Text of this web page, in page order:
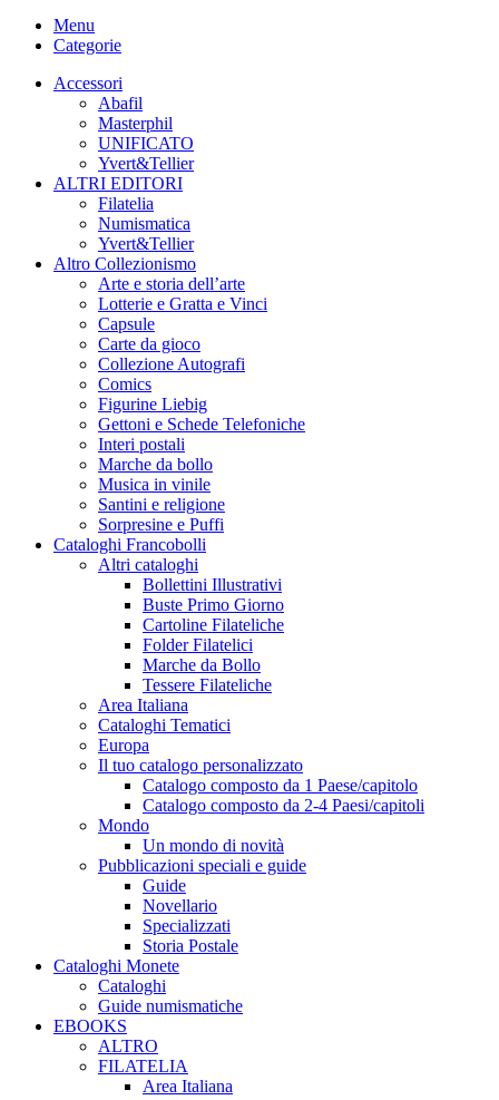
Menu
Categorie
Accessori
Abafil
Masterphil
UNIFICATO
Yvert&Tellier
ALTRI EDITORI
Filatelia
Numismatica
Yvert&Tellier
Altro Collezionismo
Arte e storia dell’arte
Lotterie e Gratta e Vinci
Capsule
Carte da gioco
Collezione Autografi
Comics
Figurine Liebig
Gettoni e Schede Telefoniche
Interi postali
Marche da bollo
Musica in vinile
Santini e religione
Sorpresine e Puffi
Cataloghi Francobolli
Altri cataloghi
Bollettini Illustrativi
Buste Primo Giorno
Cartoline Filateliche
Folder Filatelici
Marche da Bollo
Tessere Filateliche
Area Italiana
Cataloghi Tematici
Europa
Il tuo catalogo personalizzato
Catalogo composto da 1 Paese/capitolo
Catalogo composto da 2-4 Paesi/capitoli
Mondo
Un mondo di novità
Pubblicazioni speciali e guide
Guide
Novellario
Specializzati
Storia Postale
Cataloghi Monete
Cataloghi
Guide numismatiche
EBOOKS
ALTRO
FILATELIA
Area Italiana